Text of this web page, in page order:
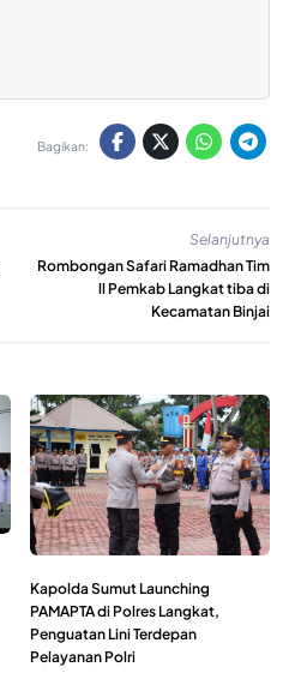
Bagikan:
Selanjutnya
Rombongan Safari Ramadhan Tim
ll Pemkab Langkat tiba di
Kecamatan Binjai
Kapolda Sumut Launching
PAMAPTA di Polres Langkat,
Penguatan Lini Terdepan
Pelayanan Polri